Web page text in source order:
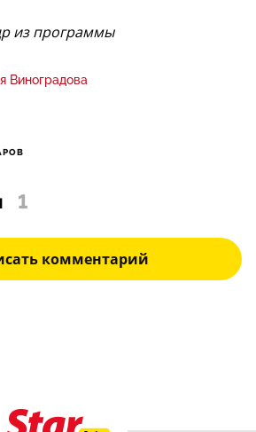
из программы
Виноградова
1
комментарий